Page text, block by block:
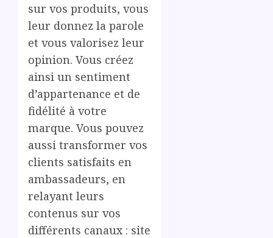
sur vos produits, vous
leur donnez la parole
et vous valorisez leur
opinion. Vous créez
ainsi un sentiment
d’appartenance et de
fidélité à votre
marque. Vous pouvez
aussi transformer vos
clients satisfaits en
ambassadeurs, en
relayant leurs
contenus sur vos
différents canaux : site